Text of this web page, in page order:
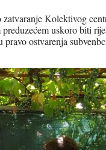
Kolektivog
uskoro biti
ostvarenja